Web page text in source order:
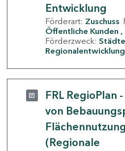
Entwicklung
Förderart: Zuschuss
Öffentliche Kunden
Förderzweck:
Regionalentwicklung
FRL RegioPlan
von
(Regionale